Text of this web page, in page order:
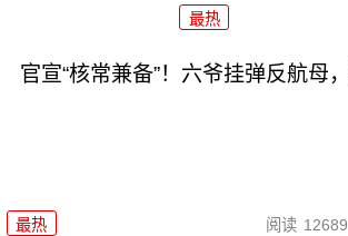
最热
官宣“核常兼备”！六爷挂弹反航母
最热 阅读 12689